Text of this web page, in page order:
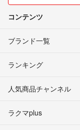
コンテンツ
ブランド一覧
ランキング
人気商品チャンネル
ラクマplus